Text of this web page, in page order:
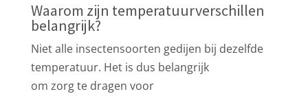
Waarom zijn temperatuurverschillen
belangrijk?
Niet alle insectensoorten gedijen bij dezelfde
temperatuur. Het is dus belangrijk
om zorg te dragen voor